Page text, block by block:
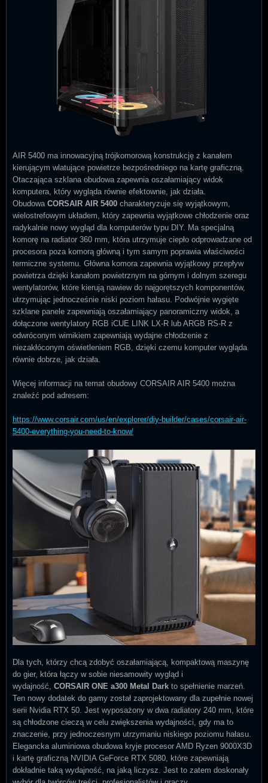
AIR 5400 ma innowacyjną trójkomorową konstrukcję z kanałem
kierującym wlatujące powietrze bezpośredniego na kartę graficzną.
Otaczająca szklana obudowa zapewnia oszałamiający widok
komputera, który wygląda równie efektownie, jak działa.
Obudowa CORSAIR AIR 5400 charakteryzuje się wyjątkowym,
wielostrefowym układem, który zapewnia wyjątkowe chłodzenie oraz
radykalnie nowy wygląd dla komputerów typu DIY. Ma specjalną
komorę na radiator 360 mm, która utrzymuje ciepło odprowadzane od
procesora poza komorą główną i tym samym poprawia właściwości
termiczne systemu. Główna komora zapewnia wyjątkowy przepływ
powietrza dzięki kanałom powietrznym na górnym i dolnym szeregu
wentylatorów, które kierują nawiew do najgorętszych komponentów,
utrzymując jednocześnie niski poziom hałasu. Podwójnie wygięte
szklane panele zapewniają oszałamiający panoramiczny widok, a
dołączone wentylatory RGB iCUE LINK LX-R lub ARGB RS-R z
odwróconym wirnikiem zapewniają wydajne chłodzenie z
niezakłóconym oświetleniem RGB, dzięki czemu komputer wygląda
równie dobrze, jak działa.
Więcej informacji na temat obudowy CORSAIR AIR 5400 można
znaleźć pod adresem:
https://www.corsair.com/us/en/explorer/diy-builder/cases/corsair-air-
5400-everything-you-need-to-know/
Dla tych, którzy chcą zdobyć oszałamiającą, kompaktową maszynę
do gier, która łączy w sobie niesamowity wygląd i
wydajność, CORSAIR ONE a300 Metal Dark to spełnienie marzeń.
Ten nowy dodatek do gamy został zaprojektowany dla zupełnie nowej
serii Nvidia RTX 50. Jest wyposażony w dwa radiatory 240 mm, które
są chłodzone cieczą w celu zwiększenia wydajności, gdy ma to
znaczenie, przy jednoczesnym utrzymaniu niskiego poziomu hałasu.
Elegancka aluminiowa obudowa kryje procesor AMD Ryzen 9000X3D
i kartę graficzną NVIDIA GeForce RTX 5080, które zapewniają
dokładnie taką wydajność, na jaką liczysz. Jest to zatem doskonały